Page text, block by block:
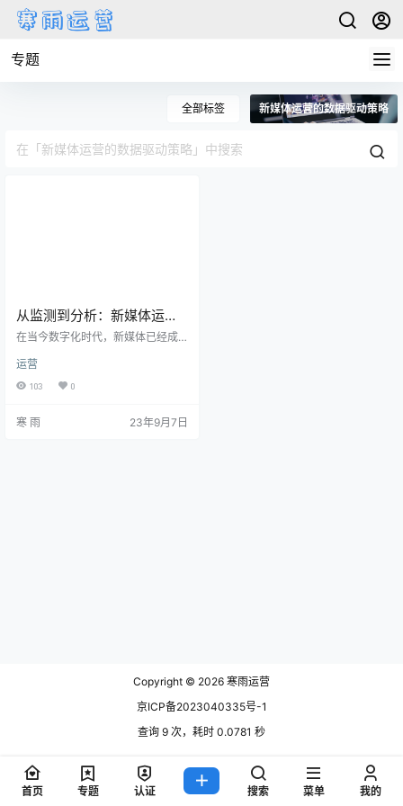
专题
全部标签 新媒体运营的数据驱动策略
从监测到分析：新媒体运营
的数据驱动策略
在当今数字化时代，新媒体已经成
而对于新媒体运营来说，数据驱动
的策略是必不可少的。通过监测到
0字左右，针对新媒体运营中的数据
运营
103 0
寒 雨 23年9月7日
Copyright © 2026 寒雨运营
京ICP备2023040335号-1
查询 9 次，耗时 0.0781 秒
首页 专题 认证 搜索 菜单 我的